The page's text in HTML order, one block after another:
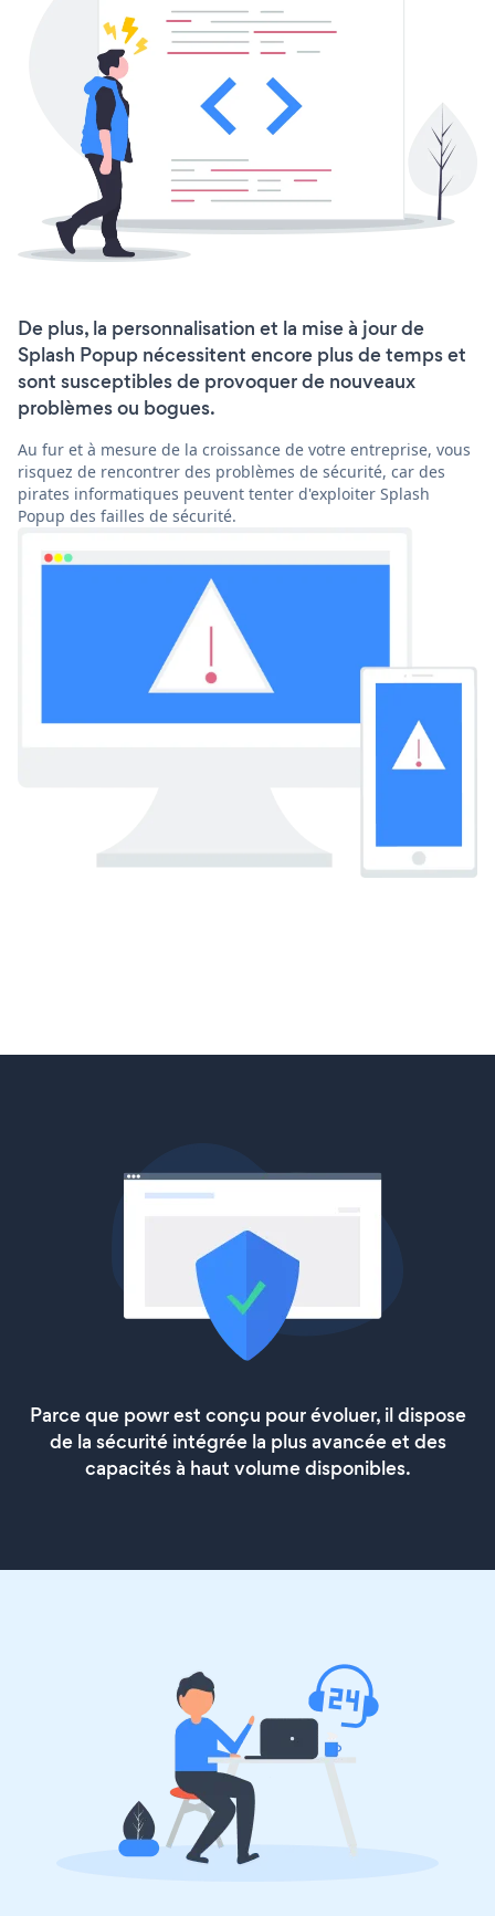
De plus, la personnalisation et la mise à jour de
Splash Popup nécessitent encore plus de temps et
sont susceptibles de provoquer de nouveaux
problèmes ou bogues.
Au fur et à mesure de la croissance de votre entreprise, vous
risquez de rencontrer des problèmes de sécurité, car des
pirates informatiques peuvent tenter d'exploiter Splash
Popup des failles de sécurité.
Parce que powr est conçu pour évoluer, il dispose
de la sécurité intégrée la plus avancée et des
capacités à haut volume disponibles.